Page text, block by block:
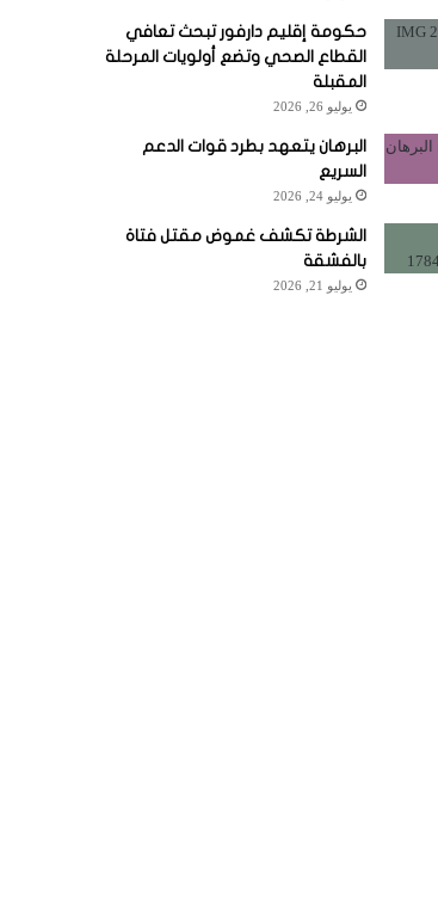
حكومة إقليم دارفور تبحث تعافي
القطاع الصحي وتضع أولويات المرحلة
المقبلة
يوليو 26, 2026
البرهان يتعهد بطرد قوات الدعم
السريع
يوليو 24, 2026
الشرطة تكشف غموض مقتل فتاة
بالفشقة
يوليو 21, 2026